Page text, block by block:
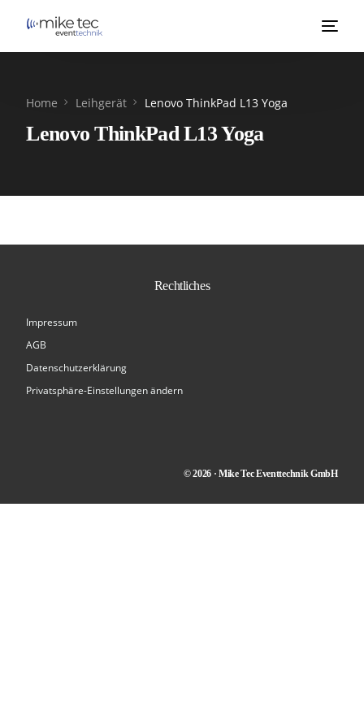
Home Leihgerät Lenovo ThinkPad L13 Yoga
Lenovo ThinkPad L13 Yoga
Rechtliches
Impressum
AGB
Datenschutzerklärung
Privatsphäre-Einstellungen ändern
© 2026 · Mike Tec Eventtechnik GmbH